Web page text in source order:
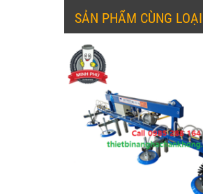
SẢN PHẨM CÙNG LOẠI